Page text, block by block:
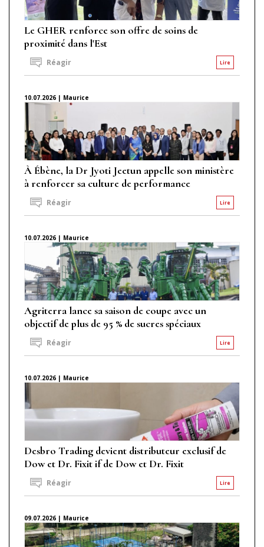
Le GHER renforce son offre de soins de
proximité dans l'Est
Lire
Réagir
10.07.2026 | Maurice
À Ébène, la Dr Jyoti Jeetun appelle son ministère
à renforcer sa culture de performance
Lire
Réagir
10.07.2026 | Maurice
Agriterra lance sa saison de coupe avec un
objectif de plus de 95 % de sucres spéciaux
Lire
Réagir
10.07.2026 | Maurice
Desbro Trading devient distributeur exclusif de
Dow et Dr. Fixit if de Dow et Dr. Fixit
Lire
Réagir
09.07.2026 | Maurice